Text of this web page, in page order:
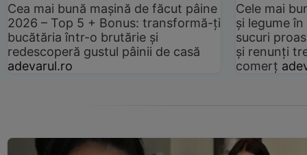
Cea mai bună mașină de făcut pâine
2026 – Top 5 + Bonus: transformă-ți
bucătăria într-o brutărie și
redescoperă gustul pâinii de casă
adevarul.ro
Cele mai
și legume
sucuri
și renunți
comerț